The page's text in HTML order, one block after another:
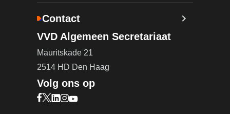
Contact
VVD Algemeen Secretariaat
Mauritskade 21
2514 HD Den Haag
Volg ons op
Bezoek onze Facebook pagina (opent in nieuw
Bezoek onze X pagina (opent in nieuw tabblad)
Bezoek onze LinkedIn pagina (opent in nieuw
Bezoek onze Instagram pagina (opent in
Bezoek onze YouTube pagina (opent in